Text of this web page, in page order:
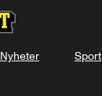
Nyheter Sport